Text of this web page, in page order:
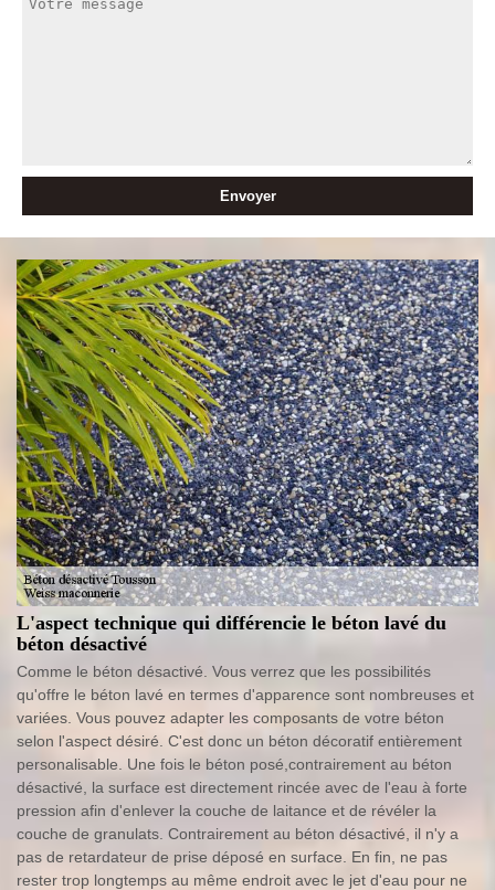
L'aspect technique qui différencie le béton lavé du
béton désactivé
Comme le béton désactivé. Vous verrez que les possibilités
qu'offre le béton lavé en termes d'apparence sont nombreuses et
variées. Vous pouvez adapter les composants de votre béton
selon l'aspect désiré. C'est donc un béton décoratif entièrement
personalisable. Une fois le béton posé,contrairement au béton
désactivé, la surface est directement rincée avec de l'eau à forte
pression afin d'enlever la couche de laitance et de révéler la
couche de granulats. Contrairement au béton désactivé, il n'y a
pas de retardateur de prise déposé en surface. En fin, ne pas
rester trop longtemps au même endroit avec le jet d'eau pour ne